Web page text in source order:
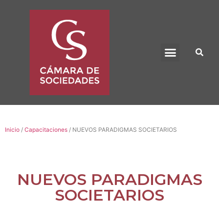
Inicio / Capacitaciones / NUEVOS PARADIGMAS SOCIETARIOS
NUEVOS PARADIGMAS
SOCIETARIOS